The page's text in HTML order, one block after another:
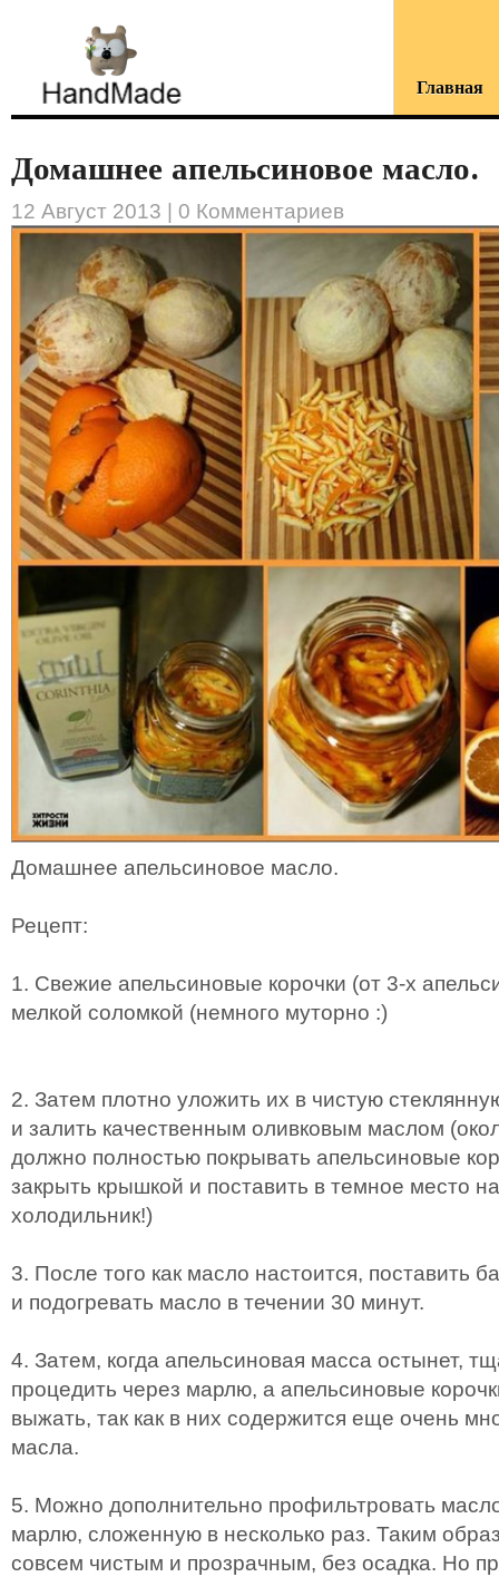
Главная
Домашнее апельсиновое масло.
12 Август 2013 | 0 Комментариев
Домашнее апельсиновое масло.
Рецепт:
1. Свежие апельсиновые корочки (от 3-х
мелкой соломкой (немного муторно :)
2. Затем плотно уложить их в чистую
и залить качественным оливковым маслом
должно полностью покрывать апельсиновые
закрыть крышкой и поставить в темное место
холодильник!)
3. После того как масло настоится, поставить
и подогревать масло в течении 30 минут.
4. Затем, когда апельсиновая масса остынет,
процедить через марлю, а апельсиновые
выжать, так как в них содержится еще очень
масла.
5. Можно дополнительно профильтровать
марлю, сложенную в несколько раз. Таким
совсем чистым и прозрачным, без осадка. Но